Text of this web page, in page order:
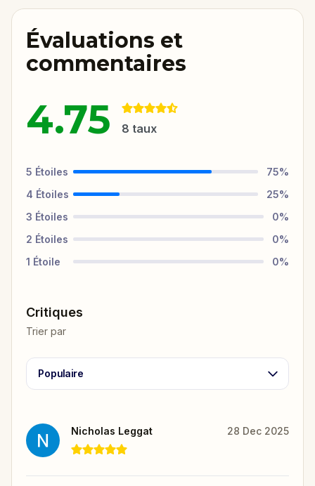
Évaluations et
commentaires
4.75 8 taux
5 Étoiles 75%
4 Étoiles 25%
3 Étoiles 0%
2 Étoiles 0%
1 Étoile 0%
Critiques
Trier par
Populaire
Nicholas Leggat 28 Dec 2025